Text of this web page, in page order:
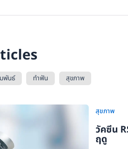
พันธ์ ทำฟัน สุขภาพ
สุขภาพ
วัคซีน
ฤดู